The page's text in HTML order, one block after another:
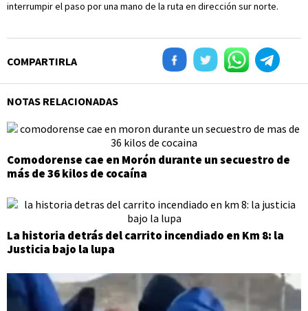
interrumpir el paso por una mano de la ruta en dirección sur norte.
COMPARTIRLA
NOTAS RELACIONADAS
Comodorense cae en Morón durante un secuestro de
más de 36 kilos de cocaína
La historia detrás del carrito incendiado en Km 8: la
Justicia bajo la lupa